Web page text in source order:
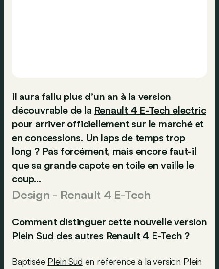
Il aura fallu plus d’un an à la version
découvrable de la Renault 4 E-Tech electric
pour arriver officiellement sur le marché et
en concessions. Un laps de temps trop
long ? Pas forcément, mais encore faut-il
que sa grande capote en toile en vaille le
coup…
Design - Renault 4 E-Tech
Comment distinguer cette nouvelle version
Plein Sud des autres Renault 4 E-Tech ?
Baptisée Plein Sud en référence à la version Plein